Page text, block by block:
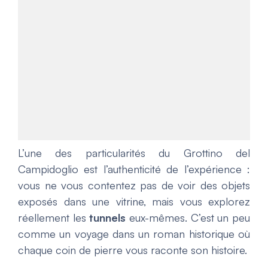
L’une des particularités du Grottino del
Campidoglio est l’authenticité de l’expérience :
vous ne vous contentez pas de voir des objets
exposés dans une vitrine, mais vous explorez
réellement lestunnels eux-mêmes. C’est un peu
comme un voyage dans un roman historique où
chaque coin de pierre vous raconte son histoire.